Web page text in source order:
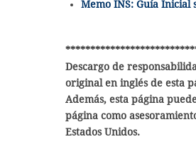
Memo INS: Guía Inicial
Descargo de
original en inglés de esta
Además, esta página
página como
Estados Unidos.